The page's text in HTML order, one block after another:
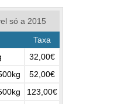
só a 2015
Taxa
32,00€
52,00€
123,00€